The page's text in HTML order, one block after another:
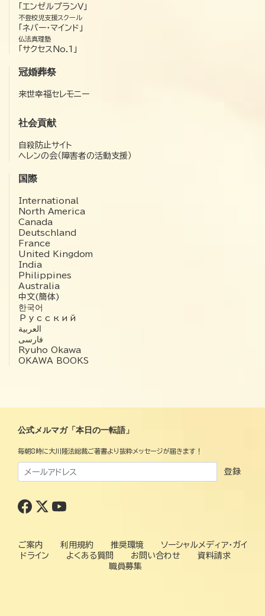
「エンゼルプランV」
不登校児支援スクール
「ネバー・マインド」
仏法真理塾
「サクセスNo.1」
冠婚葬祭
来世幸福セレモニー
社会貢献
自殺防止サイト
ヘレンの会（障害者の活動支援）
国際
International
North America
Canada
Deutschland
France
United Kingdom
India
Philippines
Australia
中文(簡体)
한국어
Русский
العربية‏
فارسی
Ryuho Okawa
OKAWA BOOKS
公式メルマガ「本日の一転語」
毎朝8時に大川隆法総裁ご著書より抜粋メッセージが届きます！
登録
ご案内 利用規約 推奨環境
ソーシャルメディア・ガイ
ドライン
よくある質問 お問い合わせ
資料請求
職員募集